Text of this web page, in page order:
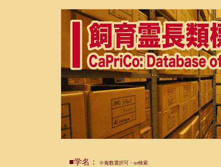
■学名： ※複数選択可・or検索